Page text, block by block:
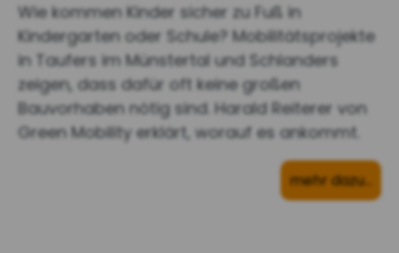
Wie kommen Kinder sicher zu Fuß in
Kindergarten oder Schule? Mobilitätsprojekte
in Taufers im Münstertal und Schlanders
zeigen, dass dafür oft keine großen
Bauvorhaben nötig sind. Harald Reiterer von
Green Mobility erklärt, worauf es ankommt.
mehr dazu…